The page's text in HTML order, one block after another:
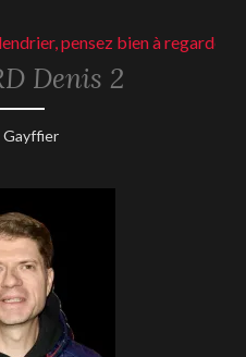
pensez bien à regarder ;-)
Denis 2